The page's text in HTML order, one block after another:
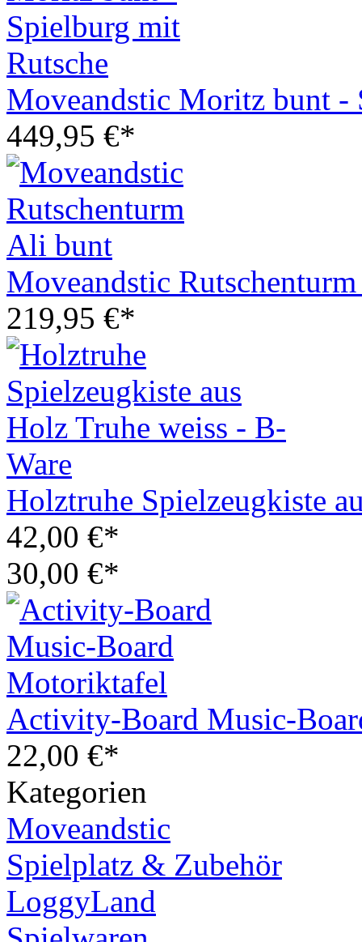
Moveandstic Moritz bunt -
449,95 €*
Moveandstic
219,95 €*
Holztruhe Spielzeugkiste
42,00 €*
30,00 €*
Activity-Board Music-
22,00 €*
Kategorien
Moveandstic
Spielplatz & Zubehör
LoggyLand